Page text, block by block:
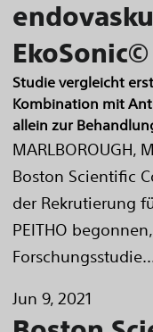
EkoSonic©
Studie vergleicht
Kombination mit
allein zur
MARLBOROUGH,
Boston Scientific
der Rekrutierung
PEITHO
Jun 9, 2021